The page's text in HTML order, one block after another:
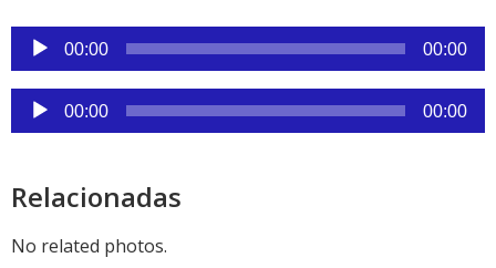
Reproductor
audio
00:00 00:00
Reproductor
de
00:00 00:00
Relacionadas
No related photos.